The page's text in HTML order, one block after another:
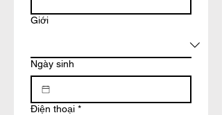
Giới
Ngày sinh
Điện thoại *